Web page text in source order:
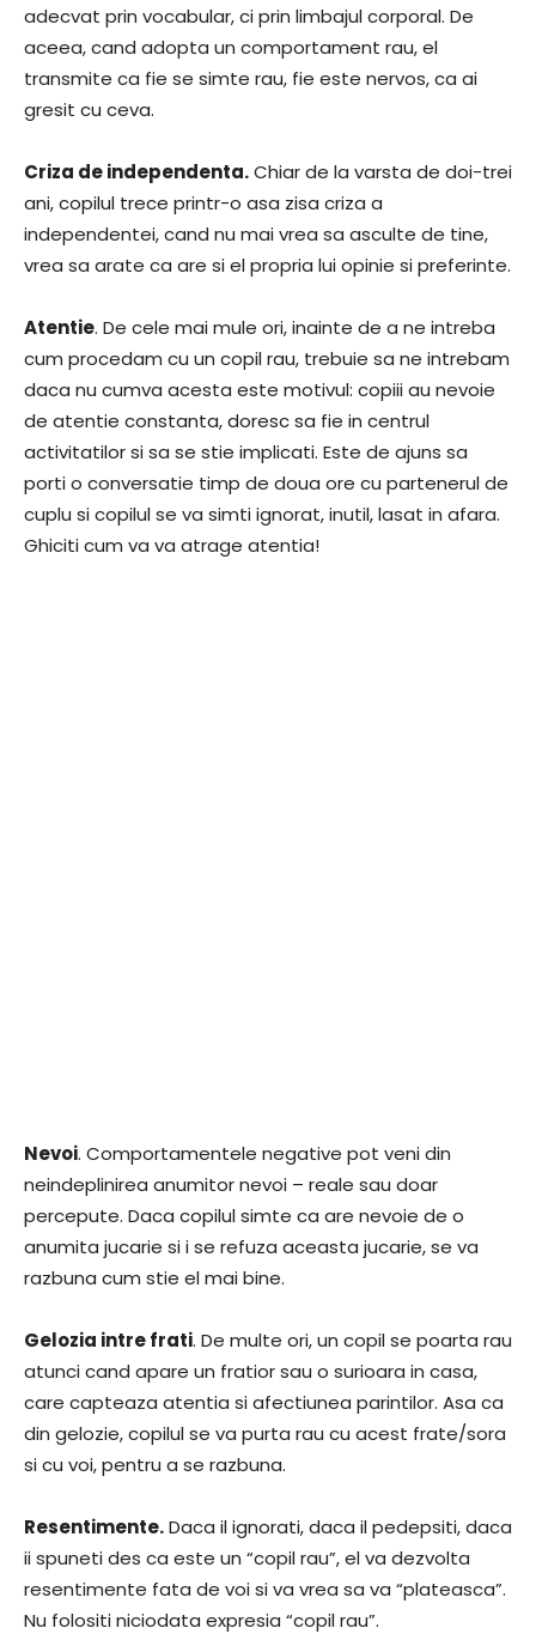
adecvat prin vocabular, ci prin limbajul corporal. De
aceea, cand adopta un comportament rau, el
transmite ca fie se simte rau, fie este nervos, ca ai
gresit cu ceva.
Criza de independenta.Chiar de la varsta de doi-trei
ani, copilul trece printr-o asa zisa criza a
independentei, cand nu mai vrea sa asculte de tine,
vrea sa arate ca are si el propria lui opinie si preferinte.
Atentie. De cele mai mule ori, inainte de a ne intreba
cum procedam cu un copil rau, trebuie sa ne intrebam
daca nu cumva acesta este motivul: copiii au nevoie
de atentie constanta, doresc sa fie in centrul
activitatilor si sa se stie implicati. Este de ajuns sa
porti o conversatie timp de doua ore cu partenerul de
cuplu si copilul se va simti ignorat, inutil, lasat in afara.
Ghiciti cum va va atrage atentia!
Nevoi. Comportamentele negative pot veni din
neindeplinirea anumitor nevoi – reale sau doar
percepute. Daca copilul simte ca are nevoie de o
anumita jucarie si i se refuza aceasta jucarie, se va
razbuna cum stie el mai bine.
Gelozia intre frati. De multe ori, un copil se poarta rau
atunci cand apare un fratior sau o surioara in casa,
care capteaza atentia si afectiunea parintilor. Asa ca
din gelozie, copilul se va purta rau cu acest frate/sora
si cu voi, pentru a se razbuna.
Resentimente.Daca il ignorati, daca il pedepsiti, daca
ii spuneti des ca este un “copil rau”, el va dezvolta
resentimente fata de voi si va vrea sa va “plateasca”.
Nu folositi niciodata expresia “copil rau”.